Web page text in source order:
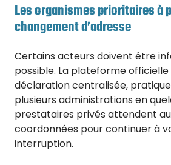
Les organismes prioritaires à
changement d’adresse
Certains acteurs doivent être
possible. La plateforme
déclaration centralisée,
plusieurs administrations en
prestataires privés attendent
coordonnées pour continuer à
interruption.